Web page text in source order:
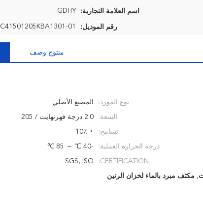
اسم العلامة التجارية: GDHY
رقم الموديل: C41501205KBA1301-01
منتوج وصف
نوع المورد: المصنع الأصلي
السعة: 2.0 درجة فهرنهايت / 205
تسامح: ± 10٪
درجة الحرارة العملية: -40 ℃ ～ 85 ℃
CERTIFICATION:
SGS, ISO
, مكثف مبرد بالماء لخزان الرنين